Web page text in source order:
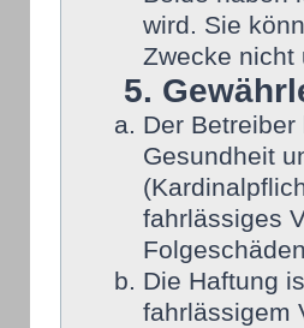
wird. Sie
Zwecke nicht
5.
Der
Gesundheit
fahrlässiges
Die Haftung
fahrlässigem